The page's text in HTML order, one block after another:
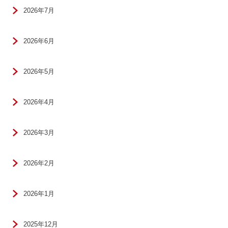
2026年7月
2026年6月
2026年5月
2026年4月
2026年3月
2026年2月
2026年1月
2025年12月